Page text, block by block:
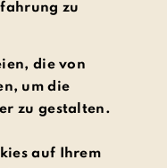
KONTAK
zu
die von
um die
zu gestalten.
auf Ihrem